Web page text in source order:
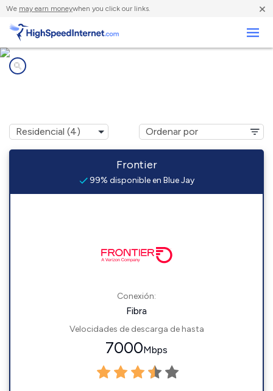
We may earn moneywhen you click our links. ×
Frontier
99% disponible en Blue Jay
Conexión:
Fibra
Velocidades de descarga de hasta
7000Mbps